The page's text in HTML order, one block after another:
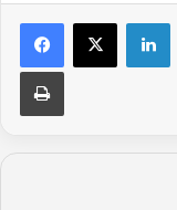
Print